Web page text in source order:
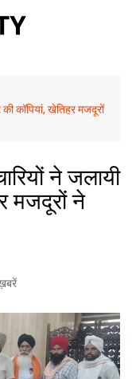
कॉपियां, खेतिहर मजदूरों
ने जलायी
मजदूरों ने